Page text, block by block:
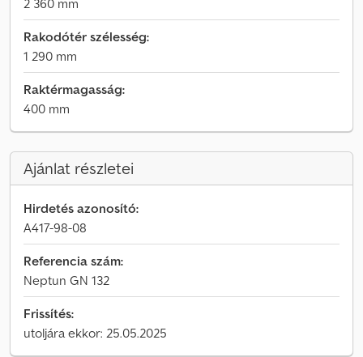
2 360 mm
Rakodótér szélesség:
1 290 mm
Raktérmagasság:
400 mm
Ajánlat részletei
Hirdetés azonosító:
A417-98-08
Referencia szám:
Neptun GN 132
Frissítés:
utoljára ekkor: 25.05.2025